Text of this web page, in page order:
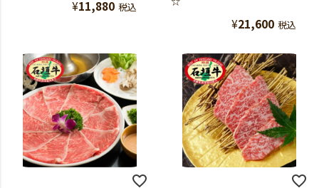
¥11,880 税込
¥21,600 税込